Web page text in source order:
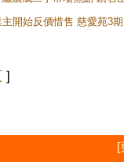
開始反價惜售 慈愛苑3
]
[